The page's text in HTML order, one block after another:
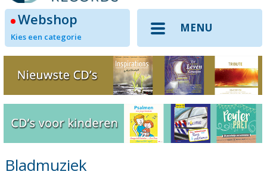
Webshop
Kies een categorie
MENU
Bladmuziek